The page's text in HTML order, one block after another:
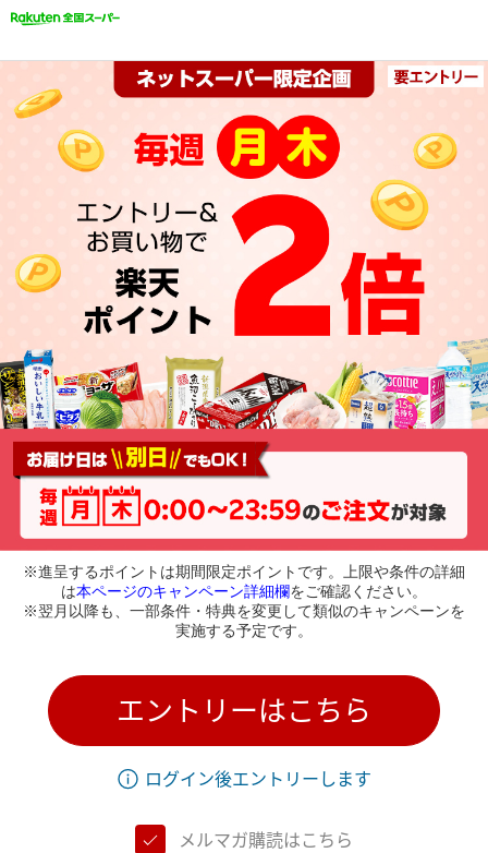
※進呈するポイントは期間限定ポイントです。上限や条件の詳細
は本ページのキャンペーン詳細欄をご確認ください。
※翌月以降も、一部条件・特典を変更して類似のキャンペーンを
実施する予定です。
エントリーはこちら
ログイン後エントリーします
メルマガ購読はこちら